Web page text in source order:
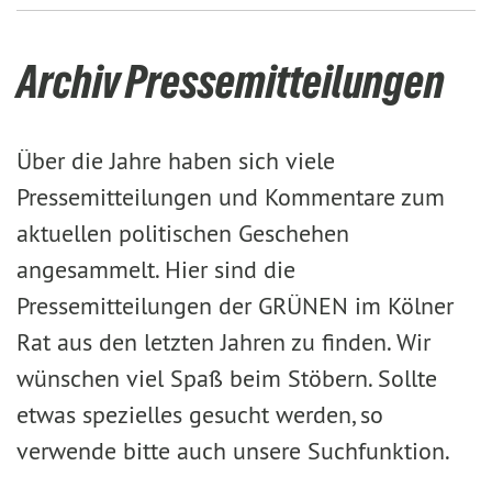
Archiv Pressemitteilungen
Über die Jahre haben sich viele
Pressemitteilungen und Kommentare zum
aktuellen politischen Geschehen
angesammelt. Hier sind die
Pressemitteilungen der GRÜNEN im Kölner
Rat aus den letzten Jahren zu finden. Wir
wünschen viel Spaß beim Stöbern. Sollte
etwas spezielles gesucht werden, so
verwende bitte auch unsere Suchfunktion.